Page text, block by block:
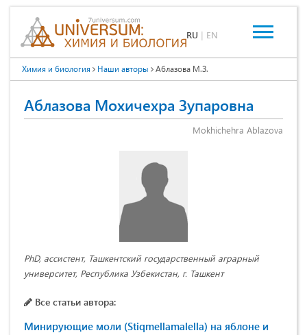
RU | EN
Химия и биология Наши авторы Аблазова М.З.
Аблазова Мохичехра Зупаровна
Mokhichehra Ablazova
PhD, ассистент, Ташкентский государственный аграрный
университет, Республика Узбекистан, г. Ташкент
Все статьи автора:
Минирующие моли (Stiqmellamalella) на яблоне и